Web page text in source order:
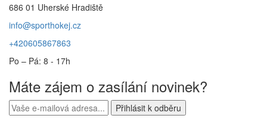
686 01 Uherské Hradiště
info@sporthokej.cz
+420605867863
Po – Pá: 8 - 17h
Máte zájem o zasílání novinek?